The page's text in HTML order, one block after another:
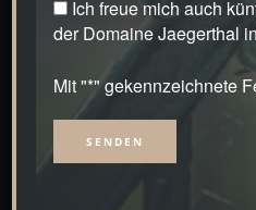
Der Planer
Details entdecken –
Ich freue mich auch
der Domaine Jaegerthal
Mit "*" gekennzeichnete